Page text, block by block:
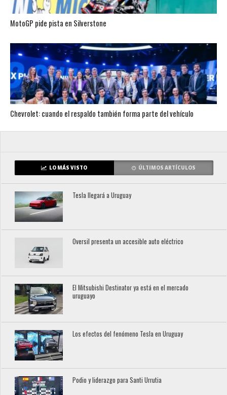
MotoGP pide pista en Silverstone
Chevrolet: cuando el respaldo también forma parte del vehículo
LO MÁS VISTO ÚLTIMOS ARTÍCULOS
Tesla llegará a Uruguay
Oversil presenta un accesible auto eléctrico
El Mitsubishi Destinator ya está en el mercado
uruguayo
Los efectos del fenómeno Tesla en Uruguay
Podio y liderazgo para Santi Urrutia